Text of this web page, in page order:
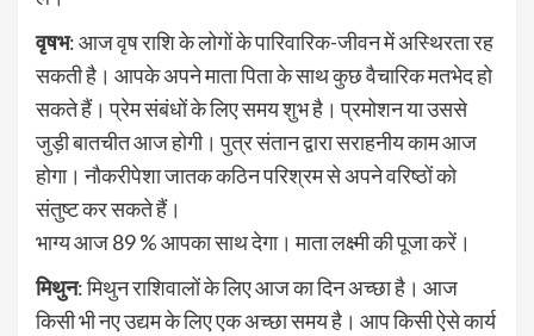
वृषभ: आज वृष राशि के लोगों के पारिवारिक-जीवन में अस्थिरता रह
सकती है। आपके अपने माता पिता के साथ कुछ वैचारिक मतभेद हो
सकते हैं। प्रेम संबंधों के लिए समय शुभ है। प्रमोशन या उससे
जुड़ी बातचीत आज होगी। पुत्र संतान द्वारा सराहनीय काम आज
होगा। नौकरीपेशा जातक कठिन परिश्रम से अपने वरिष्ठों को
संतुष्ट कर सकते हैं।
भाग्य आज 89 % आपका साथ देगा। माता लक्ष्मी की पूजा करें।
मिथुन: मिथुन राशिवालों के लिए आज का दिन अच्छा है। आज
किसी भी नए उद्यम के लिए एक अच्छा समय है। आप किसी ऐसे कार्य